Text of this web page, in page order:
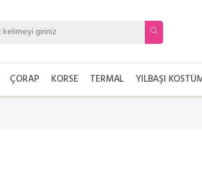
ÇORAP KORSE TERMAL YILBAŞI